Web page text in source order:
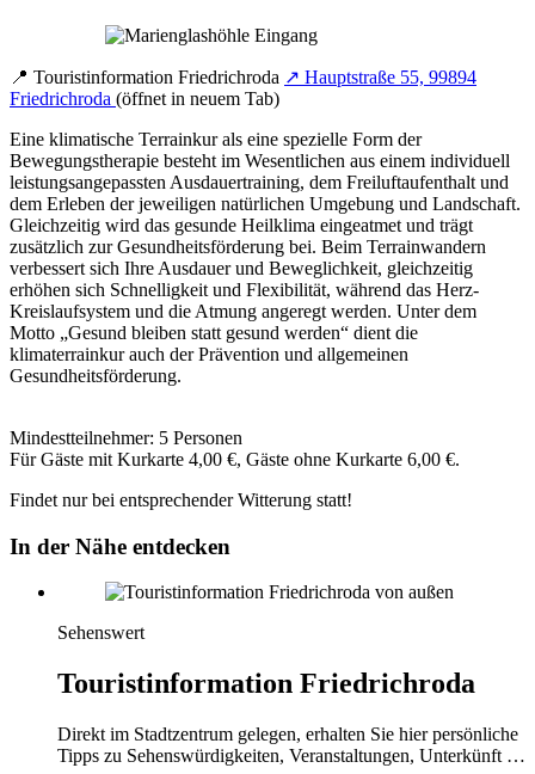
📍 Touristinformation Friedrichroda ↗ Hauptstraße 55, 99894
Friedrichroda (öffnet in neuem Tab)
Eine klimatische Terrainkur als eine spezielle Form der
Bewegungstherapie besteht im Wesentlichen aus einem individuell
leistungsangepassten Ausdauertraining, dem Freiluftaufenthalt und
dem Erleben der jeweiligen natürlichen Umgebung und Landschaft.
Gleichzeitig wird das gesunde Heilklima eingeatmet und trägt
zusätzlich zur Gesundheitsförderung bei. Beim Terrainwandern
verbessert sich Ihre Ausdauer und Beweglichkeit, gleichzeitig
erhöhen sich Schnelligkeit und Flexibilität, während das Herz-
Kreislaufsystem und die Atmung angeregt werden. Unter dem
Motto „Gesund bleiben statt gesund werden“ dient die
klimaterrainkur auch der Prävention und allgemeinen
Gesundheitsförderung.
Mindestteilnehmer: 5 Personen
Für Gäste mit Kurkarte 4,00 €, Gäste ohne Kurkarte 6,00 €.
Findet nur bei entsprechender Witterung statt!
In der Nähe entdecken
Sehenswert
Touristinformation Friedrichroda
Direkt im Stadtzentrum gelegen, erhalten Sie hier persönliche
Tipps zu Sehenswürdigkeiten, Veranstaltungen, Unterkünft …